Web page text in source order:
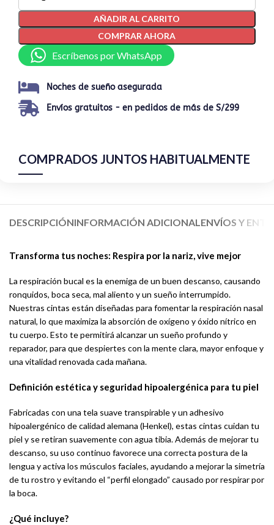
AÑADIR AL CARRITO
COMPRAR AHORA
Escríbenos por WhatsApp
Noches de sueño asegurada
Envíos gratuitos - en pedidos de más de S/299
COMPRADOS JUNTOS HABITUALMENTE
DESCRIPCIÓNINFORMACIÓN ADICIONALENVÍOS Y
Transforma tus noches: Respira por la nariz, vive mejor
La respiración bucal es la enemiga de un buen descanso, causando
ronquidos, boca seca, mal aliento y un sueño interrumpido.
Nuestras cintas están diseñadas para fomentar la respiración nasal
natural, lo que maximiza la absorción de oxígeno y óxido nítrico en
tu cuerpo. Esto te permitirá alcanzar un sueño profundo y
reparador, para que despiertes con la mente clara, mayor enfoque y
una vitalidad renovada cada mañana.
Definición estética y seguridad hipoalergénica para tu piel
Fabricadas con una tela suave transpirable y un adhesivo
hipoalergénico de calidad alemana (Henkel), estas cintas cuidan tu
piel y se retiran suavemente con agua tibia. Además de mejorar tu
descanso, su uso continuo favorece una correcta postura de la
lengua y activa los músculos faciales, ayudando a mejorar la simetría
de tu rostro y evitando el “perfil elongado” causado por respirar por
la boca.
¿Qué incluye?